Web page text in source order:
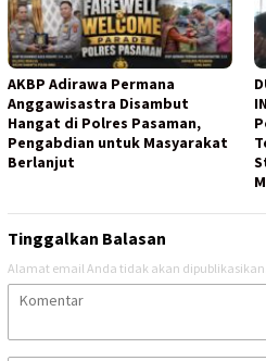
AKBP Adirawa Permana
Anggawisastra Disambut
Hangat di Polres Pasaman,
Pengabdian untuk Masyarakat
Berlanjut
Tinggalkan Balasan
Alamat email Anda tidak akan dipublikasikan.